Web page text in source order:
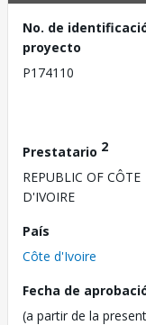
No. de
proyecto
P174110
Prestatario 2
REPUBLIC OF CÔTE
D'IVOIRE
País
Côte d'Ivoire
Fecha de
(a partir de la